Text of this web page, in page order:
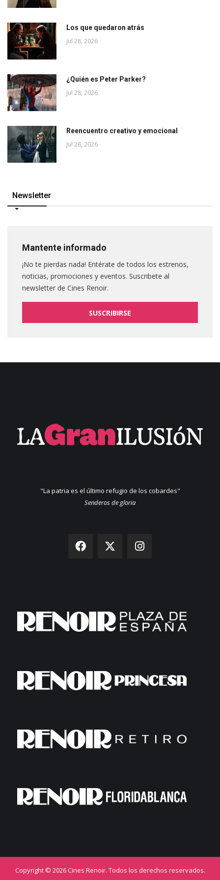
Los que quedaron atrás
Jul 28, 2026
¿Quién es Peter Parker?
Jul 28, 2026
Reencuentro creativo y emocional
Jul 28, 2026
Newsletter
Mantente informado
¡No te pierdas nada! Entérate de todos los estrenos,
noticias, promociones y eventos. Suscribete al
newsletter de Cines Renoir.
SUSCRIBIRSE
"La patria es el último refugio de los cobardes"
Senderos de gloria
Copyright © 2026 Cines Renoir. Todos los derechos reservados.